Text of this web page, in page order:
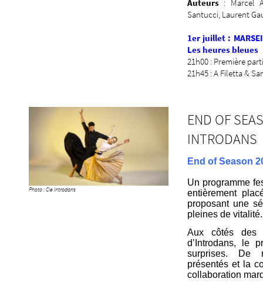
Auteurs : Marcel
Santucci, Laurent
1er juillet :
Les heures bleues
21h00 : Première
21h45 : A Filetta &
Photo : Cie Introdans
END OF
INTRODANS
End of Season
Un programme
entièrement
proposant une
pleines de vitalité.
Aux côtés des
d’Introdans, le
surprises. De
présentés et la
collaboration